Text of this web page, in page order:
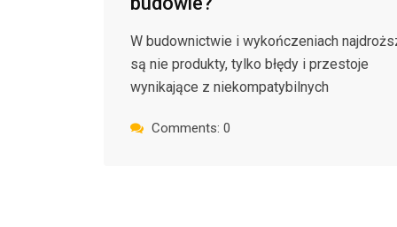
W budownictwie i wykończeniach
są nie produkty, tylko błędy i przestoje
wynikające z niekompatybilnych
Comments: 0